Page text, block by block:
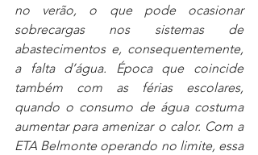
no verão, o que pode ocasionar
sobrecargas nos sistemas de
abastecimentos e, consequentemente,
a falta d’água. Época que coincide
também com as férias escolares,
quando o consumo de água costuma
aumentar para amenizar o calor. Com a
ETA Belmonte operando no limite, essa